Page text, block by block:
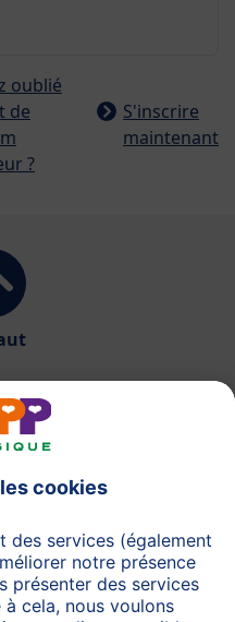
oublié
de
?
S'inscrire
maintenant
Protection d'utilisation